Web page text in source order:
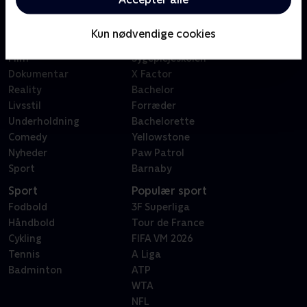
Kun nødvendige cookies
Kategorier
Film
Dokumentar
Reality
Livsstil
Underholdning
Comedy
Nyheder
Sport
Badehotellet
Sygeplejeskolen
X Factor
Bachelor
Forræder
Bachelorette
Yellowstone
Paw Patrol
Barnaby
Sport
Fodbold
Håndbold
Cykling
Tennis
Badminton
Populær sport
3F Superliga
Tour de France
FIFA VM 2026
A Liga
ATP
WTA
NFL